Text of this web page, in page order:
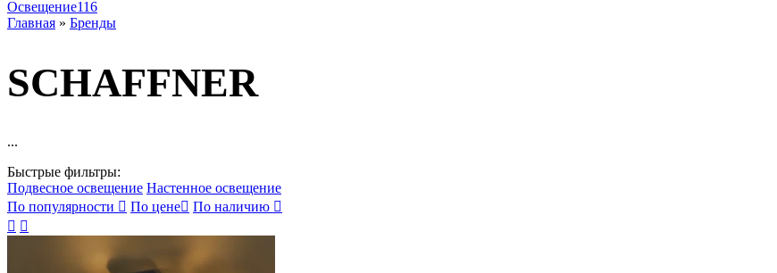
Освещение116
Главная » Бренды
SCHAFFNER
...
Быстрые фильтры:
Подвесное освещение Настенное освещение
По популярности  По цене По наличию 
 